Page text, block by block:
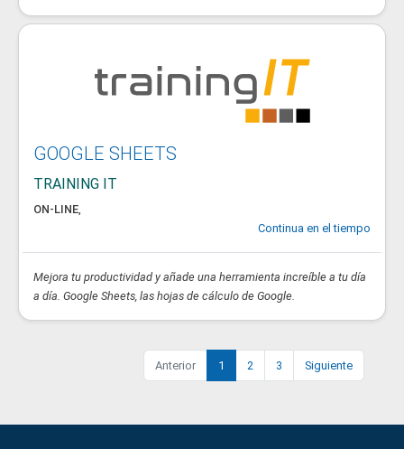
GOOGLE SHEETS
TRAINING IT
ON-LINE,
Continua en el tiempo
Mejora tu productividad y añade una herramienta increíble a tu día
a día. Google Sheets, las hojas de cálculo de Google.
Anterior 1 2 3 Siguiente